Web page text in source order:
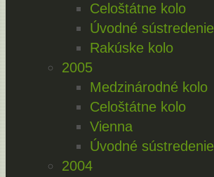
Celoštátne kolo
Úvodné sústredenie
Rakúske kolo
2005
Medzinárodné kolo
Celoštátne kolo
Vienna
Úvodné sústredenie
2004